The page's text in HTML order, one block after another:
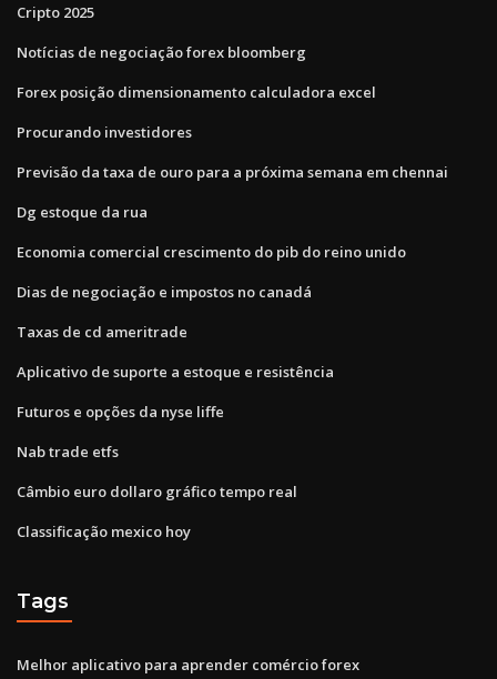
Cripto 2025
Notícias de negociação forex bloomberg
Forex posição dimensionamento calculadora excel
Procurando investidores
Previsão da taxa de ouro para a próxima semana em chennai
Dg estoque da rua
Economia comercial crescimento do pib do reino unido
Dias de negociação e impostos no canadá
Taxas de cd ameritrade
Aplicativo de suporte a estoque e resistência
Futuros e opções da nyse liffe
Nab trade etfs
Câmbio euro dollaro gráfico tempo real
Classificação mexico hoy
Tags
Melhor aplicativo para aprender comércio forex